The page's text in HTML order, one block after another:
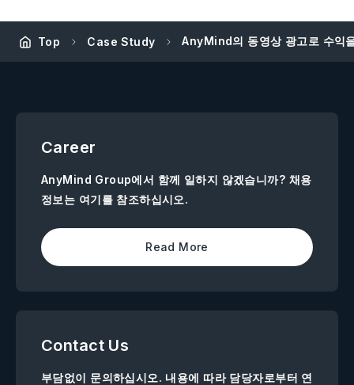
Top Case Study AnyMind의 동영상 광고로 수익
Career
AnyMind Group에서 함께 일하지 않겠습니까? 채용
정보는 여기를 참조하십시오.
Read More
Contact Us
부담없이 문의하십시오. 내용에 따라 담당자로부터 연